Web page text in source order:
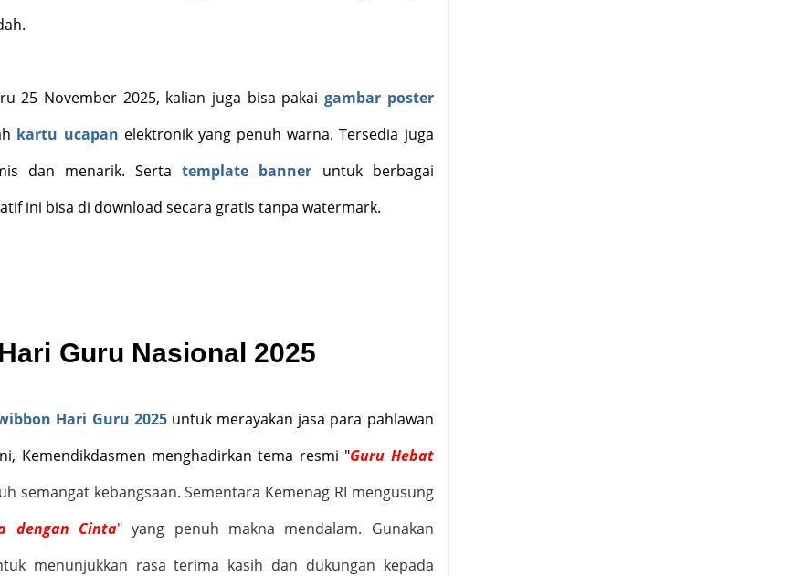
25 November 2025, kalian juga bisa pakai gambar poster
kartu ucapan elektronik yang penuh warna. Tersedia juga
dan menarik. Sertatemplate banner untuk berbagai
ini bisa di download secara gratis tanpa watermark.
Guru Nasional 2025
Hari Guru 2025untuk merayakan jasa para pahlawan
Kemendikdasmen menghadirkan tema resmi "Guru Hebat
semangat kebangsaan. Sementara Kemenag RI mengusung
dengan Cinta" yang penuh makna mendalam. Gunakan
menunjukkan rasa terima kasih dan dukungan kepada